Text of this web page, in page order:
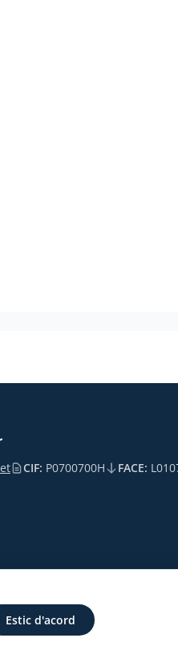
CIF: P0700700H FACE:
Estic d'acord